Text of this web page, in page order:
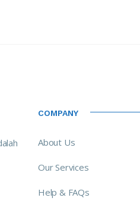
COMPANY
About Us
Our Services
Help & FAQs